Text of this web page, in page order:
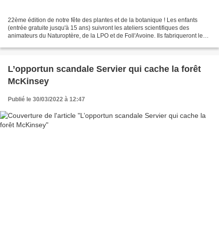
22ème édition de notre fête des plantes et de la botanique ! Les enfants
(entrée gratuite jusqu'à 15 ans) suivront les ateliers scientifiques des
animateurs du Naturoptère, de la LPO et de Foll'Avoine. Ils fabriqueront leurs
L’opportun scandale Servier qui cache la forêt
McKinsey
Publié le 30/03/2022 à 12:47